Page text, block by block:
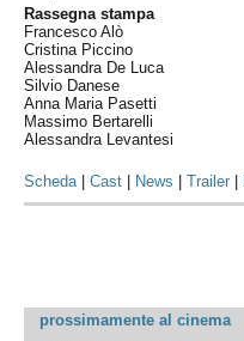
Rassegna stampa
Francesco Alò
Cristina Piccino
Alessandra De Luca
Silvio Danese
Anna Maria Pasetti
Massimo Bertarelli
Alessandra Levantesi
Scheda|Cast News |Trailer
prossimamente al cinema